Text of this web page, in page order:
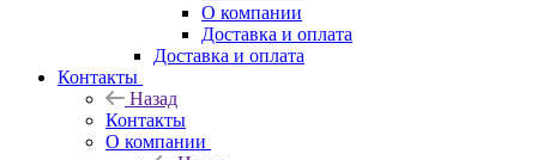
О компании
Доставка и оплата
Доставка и оплата
Контакты
Назад
Контакты
О компании